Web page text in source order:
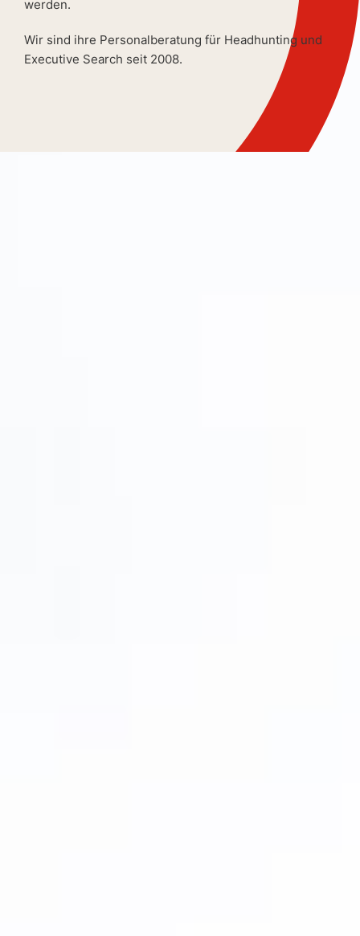
werden.
Wir sind ihre Personalberatung für Headhunting und
Executive Search seit 2008.